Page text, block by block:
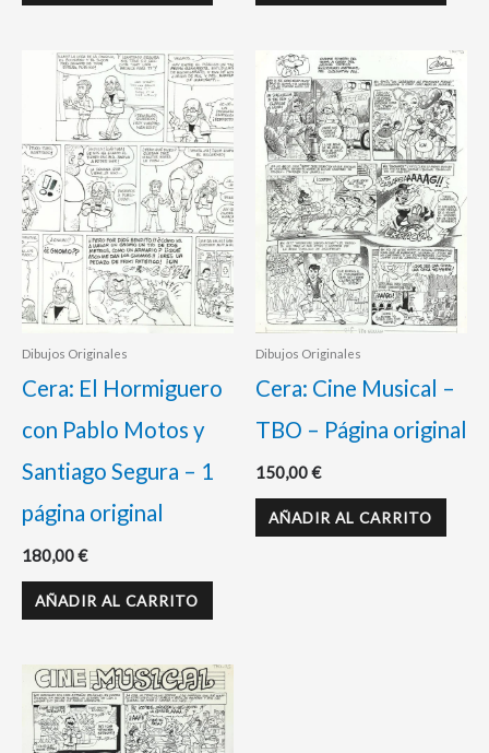
Dibujos Originales
Cera: El Hormiguero
con Pablo Motos y
Santiago Segura – 1
página original
180,00€
AÑADIR AL CARRITO
Dibujos Originales
Cera: Cine Musical –
TBO – Página original
150,00€
AÑADIR AL CARRITO